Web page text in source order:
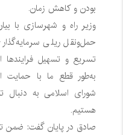
بودن و کاهش زمان.
حمل‌ونقل ریلی
تسریع و تسهیل فرایندها
به‌طور قطع ما با
شورای اسلامی به دنبال
هستیم.
صادق در پایان گفت: ضمن